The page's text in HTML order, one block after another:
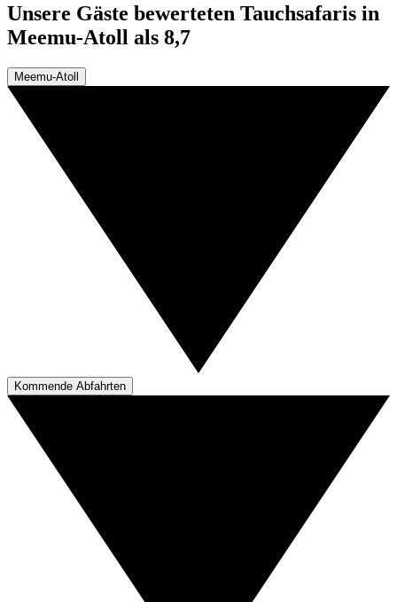
Unsere Gäste bewerteten Tauchsafaris in
Meemu-Atoll als 8,7
Meemu-Atoll
Kommende Abfahrten